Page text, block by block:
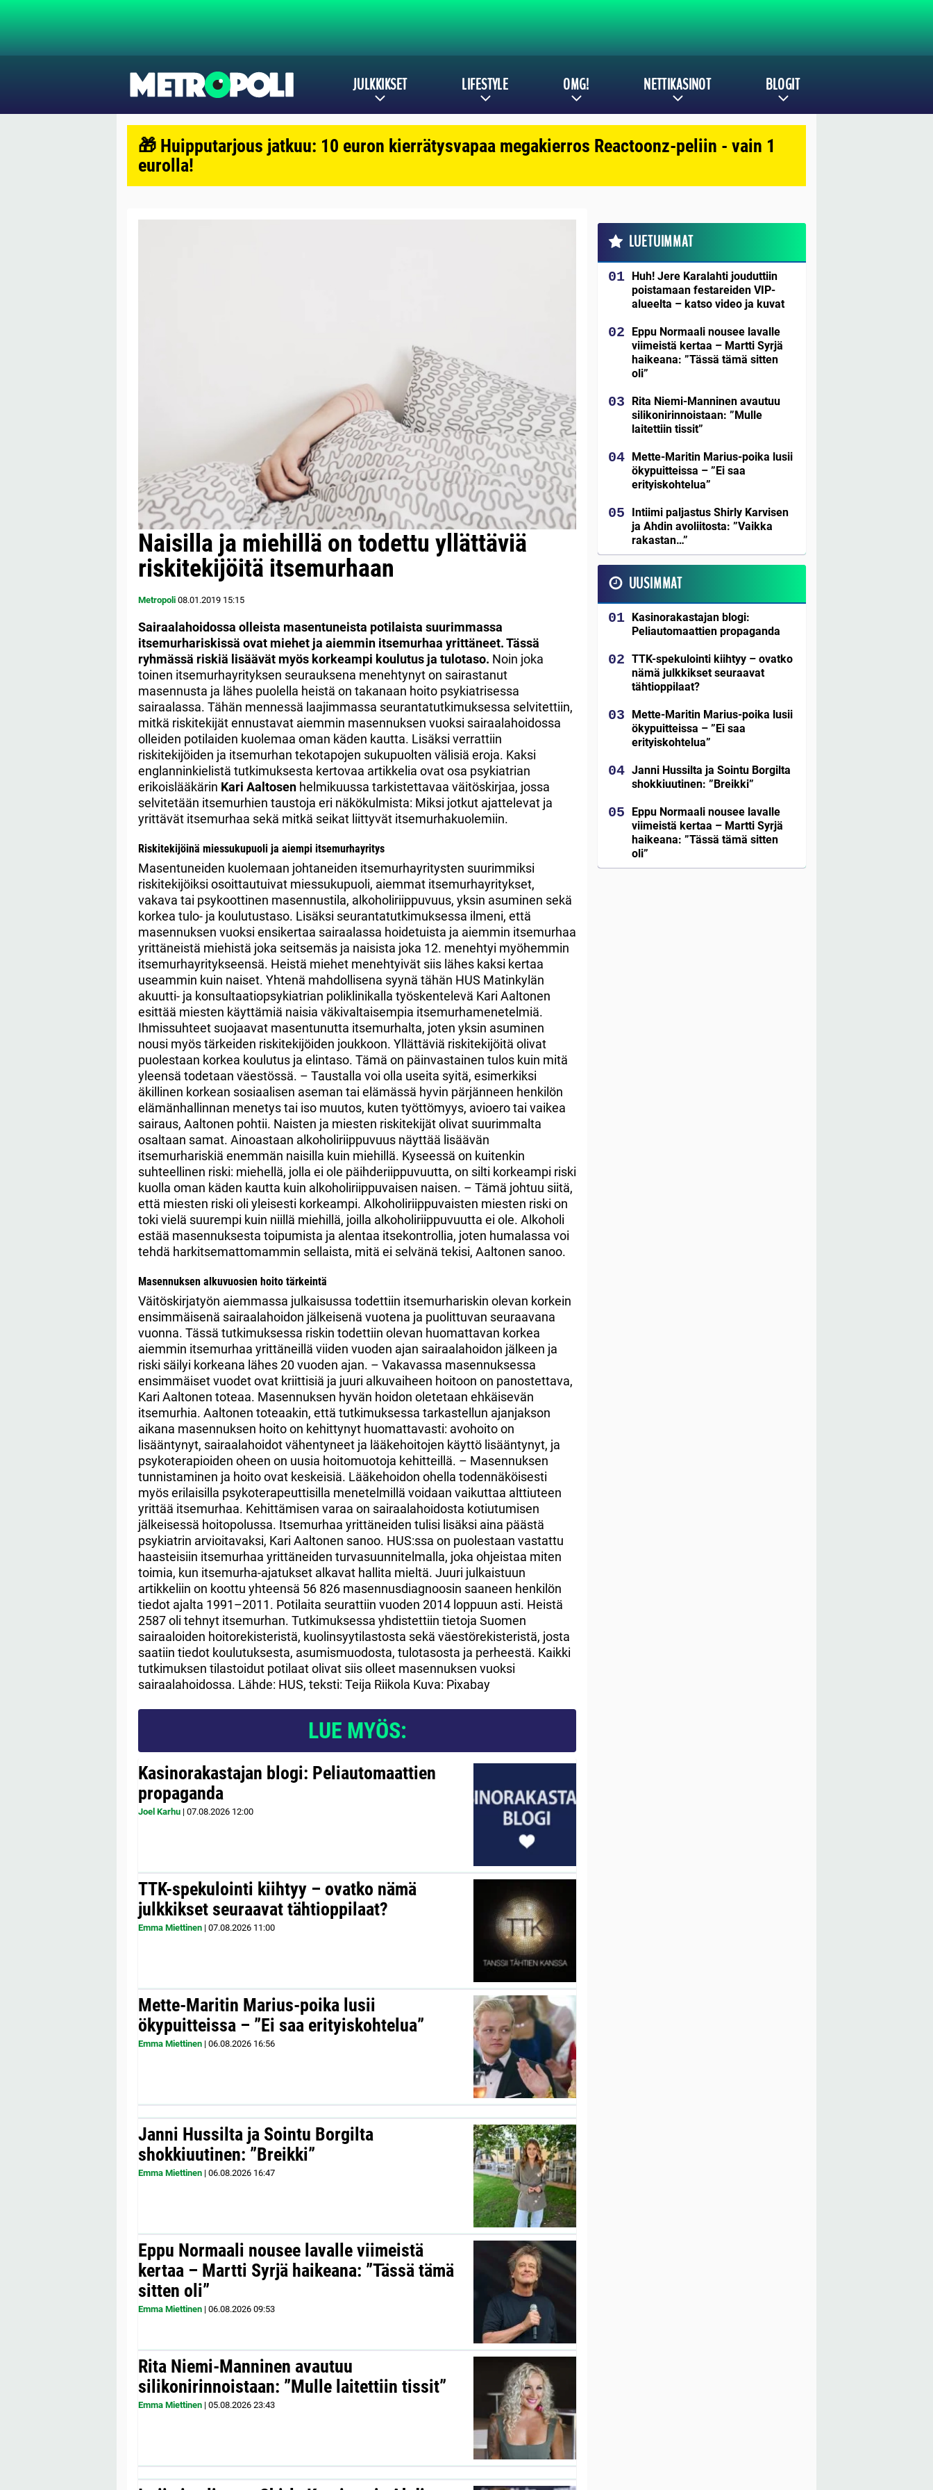
JULKKIKSET LIFESTYLE OMG! NETTIKASINOT BLOGIT
🎁 Huipputarjous jatkuu: 10 euron kierrätysvapaa megakierros Reactoonz-peliin - vain 1
eurolla!
Naisilla ja miehillä on todettu yllättäviä
riskitekijöitä itsemurhaan
Metropoli 08.01.2019 15:15
Sairaalahoidossa olleista masentuneista potilaista suurimmassa
itsemurhariskissä ovat miehet ja aiemmin itsemurhaa yrittäneet. Tässä
ryhmässä riskiä lisäävät myös korkeampi koulutus ja tulotaso. Noin joka
toinen itsemurhayrityksen seurauksena menehtynyt on sairastanut
masennusta ja lähes puolella heistä on takanaan hoito psykiatrisessa
sairaalassa. Tähän mennessä laajimmassa seurantatutkimuksessa selvitettiin,
mitkä riskitekijät ennustavat aiemmin masennuksen vuoksi sairaalahoidossa
olleiden potilaiden kuolemaa oman käden kautta. Lisäksi verrattiin
riskitekijöiden ja itsemurhan tekotapojen sukupuolten välisiä eroja. Kaksi
englanninkielistä tutkimuksesta kertovaa artikkelia ovat osa psykiatrian
erikoislääkärin Kari Aaltosen helmikuussa tarkistettavaa väitöskirjaa, jossa
selvitetään itsemurhien taustoja eri näkökulmista: Miksi jotkut ajattelevat ja
yrittävät itsemurhaa sekä mitkä seikat liittyvät itsemurhakuolemiin.
Riskitekijöinä miessukupuoli ja aiempi itsemurhayritys
Masentuneiden kuolemaan johtaneiden itsemurhayritysten suurimmiksi
riskitekijöiksi osoittautuivat miessukupuoli, aiemmat itsemurhayritykset,
vakava tai psykoottinen masennustila, alkoholiriippuvuus, yksin asuminen sekä
korkea tulo- ja koulutustaso. Lisäksi seurantatutkimuksessa ilmeni, että
masennuksen vuoksi ensikertaa sairaalassa hoidetuista ja aiemmin itsemurhaa
yrittäneistä miehistä joka seitsemäs ja naisista joka 12. menehtyi myöhemmin
itsemurhayritykseensä. Heistä miehet menehtyivät siis lähes kaksi kertaa
useammin kuin naiset. Yhtenä mahdollisena syynä tähän HUS Matinkylän
akuutti- ja konsultaatiopsykiatrian poliklinikalla työskentelevä Kari Aaltonen
esittää miesten käyttämiä naisia väkivaltaisempia itsemurhamenetelmiä.
Ihmissuhteet suojaavat masentunutta itsemurhalta, joten yksin asuminen
nousi myös tärkeiden riskitekijöiden joukkoon. Yllättäviä riskitekijöitä olivat
puolestaan korkea koulutus ja elintaso. Tämä on päinvastainen tulos kuin mitä
yleensä todetaan väestössä. – Taustalla voi olla useita syitä, esimerkiksi
äkillinen korkean sosiaalisen aseman tai elämässä hyvin pärjänneen henkilön
elämänhallinnan menetys tai iso muutos, kuten työttömyys, avioero tai vaikea
sairaus, Aaltonen pohtii. Naisten ja miesten riskitekijät olivat suurimmalta
osaltaan samat. Ainoastaan alkoholiriippuvuus näyttää lisäävän
itsemurhariskiä enemmän naisilla kuin miehillä. Kyseessä on kuitenkin
suhteellinen riski: miehellä, jolla ei ole päihderiippuvuutta, on silti korkeampi riski
kuolla oman käden kautta kuin alkoholiriippuvaisen naisen. – Tämä johtuu siitä,
että miesten riski oli yleisesti korkeampi. Alkoholiriippuvaisten miesten riski on
toki vielä suurempi kuin niillä miehillä, joilla alkoholiriippuvuutta ei ole. Alkoholi
estää masennuksesta toipumista ja alentaa itsekontrollia, joten humalassa voi
tehdä harkitsemattomammin sellaista, mitä ei selvänä tekisi, Aaltonen sanoo.
Masennuksen alkuvuosien hoito tärkeintä
Väitöskirjatyön aiemmassa julkaisussa todettiin itsemurhariskin olevan korkein
ensimmäisenä sairaalahoidon jälkeisenä vuotena ja puolittuvan seuraavana
vuonna. Tässä tutkimuksessa riskin todettiin olevan huomattavan korkea
aiemmin itsemurhaa yrittäneillä viiden vuoden ajan sairaalahoidon jälkeen ja
riski säilyi korkeana lähes 20 vuoden ajan. – Vakavassa masennuksessa
ensimmäiset vuodet ovat kriittisiä ja juuri alkuvaiheen hoitoon on panostettava,
Kari Aaltonen toteaa. Masennuksen hyvän hoidon oletetaan ehkäisevän
itsemurhia. Aaltonen toteaakin, että tutkimuksessa tarkastellun ajanjakson
aikana masennuksen hoito on kehittynyt huomattavasti: avohoito on
lisääntynyt, sairaalahoidot vähentyneet ja lääkehoitojen käyttö lisääntynyt, ja
psykoterapioiden oheen on uusia hoitomuotoja kehitteillä. – Masennuksen
tunnistaminen ja hoito ovat keskeisiä. Lääkehoidon ohella todennäköisesti
myös erilaisilla psykoterapeuttisilla menetelmillä voidaan vaikuttaa alttiuteen
yrittää itsemurhaa. Kehittämisen varaa on sairaalahoidosta kotiutumisen
jälkeisessä hoitopolussa. Itsemurhaa yrittäneiden tulisi lisäksi aina päästä
psykiatrin arvioitavaksi, Kari Aaltonen sanoo. HUS:ssa on puolestaan vastattu
haasteisiin itsemurhaa yrittäneiden turvasuunnitelmalla, joka ohjeistaa miten
toimia, kun itsemurha-ajatukset alkavat hallita mieltä. Juuri julkaistuun
artikkeliin on koottu yhteensä 56 826 masennusdiagnoosin saaneen henkilön
tiedot ajalta 1991–2011. Potilaita seurattiin vuoden 2014 loppuun asti. Heistä
2587 oli tehnyt itsemurhan. Tutkimuksessa yhdistettiin tietoja Suomen
sairaaloiden hoitorekisteristä, kuolinsyytilastosta sekä väestörekisteristä, josta
saatiin tiedot koulutuksesta, asumismuodosta, tulotasosta ja perheestä. Kaikki
tutkimuksen tilastoidut potilaat olivat siis olleet masennuksen vuoksi
sairaalahoidossa. Lähde: HUS, teksti: Teija Riikola Kuva: Pixabay
LUE MYÖS:
Kasinorakastajan blogi: Peliautomaattien
propaganda
Joel Karhu | 07.08.2026 12:00
TTK-spekulointi kiihtyy – ovatko nämä
julkkikset seuraavat tähtioppilaat?
Emma Miettinen | 07.08.2026 11:00
Mette-Maritin Marius-poika lusii
ökypuitteissa – ”Ei saa erityiskohtelua”
Emma Miettinen | 06.08.2026 16:56
Janni Hussilta ja Sointu Borgilta
shokkiuutinen: ”Breikki”
Emma Miettinen | 06.08.2026 16:47
Eppu Normaali nousee lavalle viimeistä
kertaa – Martti Syrjä haikeana: ”Tässä tämä
sitten oli”
Emma Miettinen | 06.08.2026 09:53
Rita Niemi-Manninen avautuu
silikonirinnoistaan: ”Mulle laitettiin tissit”
Emma Miettinen | 05.08.2026 23:43
LUETUIMMAT
Huh! Jere Karalahti jouduttiin
poistamaan festareiden VIP-
alueelta – katso video ja kuvat
Eppu Normaali nousee lavalle
viimeistä kertaa – Martti Syrjä
haikeana: ”Tässä tämä sitten
oli”
Rita Niemi-Manninen avautuu
silikonirinnoistaan: ”Mulle
laitettiin tissit”
Mette-Maritin Marius-poika lusii
ökypuitteissa – ”Ei saa
erityiskohtelua”
Intiimi paljastus Shirly Karvisen
ja Ahdin avoliitosta: ”Vaikka
rakastan…”
UUSIMMAT
Kasinorakastajan blogi:
Peliautomaattien propaganda
TTK-spekulointi kiihtyy – ovatko
nämä julkkikset seuraavat
tähtioppilaat?
Mette-Maritin Marius-poika lusii
ökypuitteissa – ”Ei saa
erityiskohtelua”
Janni Hussilta ja Sointu Borgilta
shokkiuutinen: ”Breikki”
Eppu Normaali nousee lavalle
viimeistä kertaa – Martti Syrjä
haikeana: ”Tässä tämä sitten
oli”